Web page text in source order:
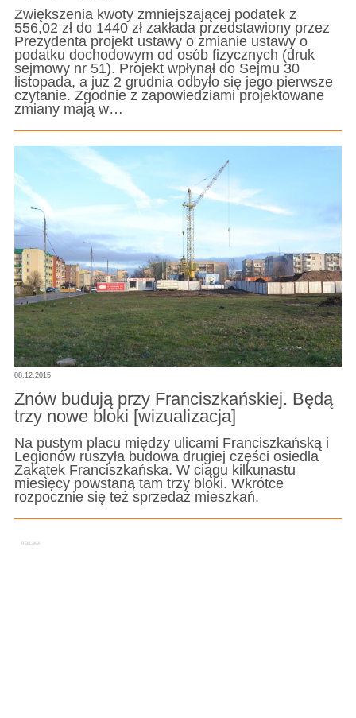
Zwiększenia kwoty zmniejszającej podatek z
556,02 zł do 1440 zł zakłada przedstawiony przez
Prezydenta projekt ustawy o zmianie ustawy o
podatku dochodowym od osób fizycznych (druk
sejmowy nr 51). Projekt wpłynął do Sejmu 30
listopada, a już 2 grudnia odbyło się jego pierwsze
czytanie. Zgodnie z zapowiedziami projektowane
zmiany mają w…
08.12.2015
Znów budują przy Franciszkańskiej. Będą
trzy nowe bloki [wizualizacja]
Na pustym placu między ulicami Franciszkańską i
Legionów ruszyła budowa drugiej części osiedla
Zakątek Franciszkańska. W ciągu kilkunastu
miesięcy powstaną tam trzy bloki. Wkrótce
rozpocznie się też sprzedaż mieszkań.